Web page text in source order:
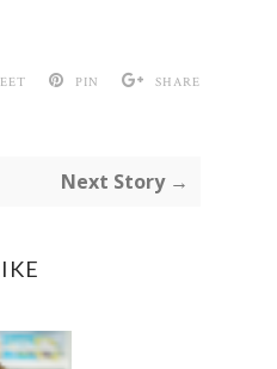
PIN SHARE
Next Story →